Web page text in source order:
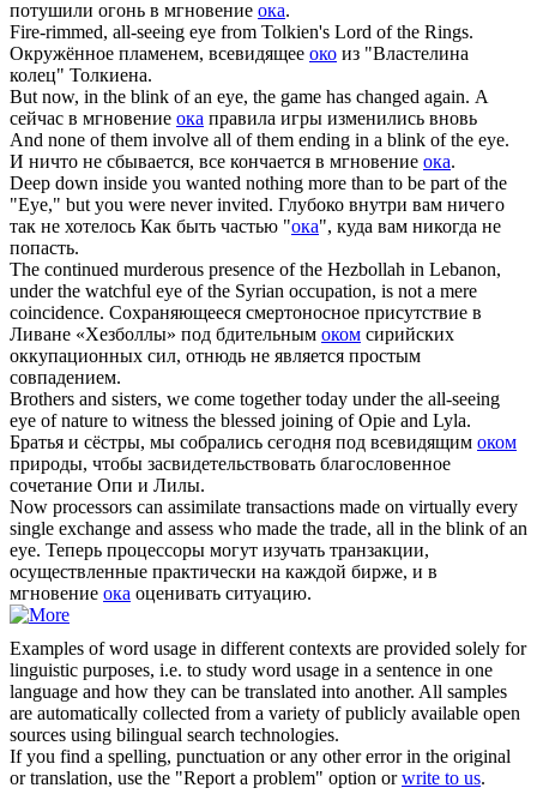
потушили огонь в мгновение ока.
Fire-rimmed, all-seeing eye from Tolkien's Lord of the Rings.
Окружённое пламенем, всевидящее око из "Властелина
колец" Толкиена.
But now, in the blink of an eye, the game has changed again. А
сейчас в мгновение ока правила игры изменились вновь
And none of them involve all of them ending in a blink of the eye.
И ничто не сбывается, все кончается в мгновение ока.
Deep down inside you wanted nothing more than to be part of the
"Eye," but you were never invited. Глубоко внутри вам ничего
так не хотелось Как быть частью "ока", куда вам никогда не
попасть.
The continued murderous presence of the Hezbollah in Lebanon,
under the watchful eye of the Syrian occupation, is not a mere
coincidence. Сохраняющееся смертоносное присутствие в
Ливане «Хезболлы» под бдительным оком сирийских
оккупационных сил, отнюдь не является простым
совпадением.
Brothers and sisters, we come together today under the all-seeing
eye of nature to witness the blessed joining of Opie and Lyla.
Братья и сёстры, мы собрались сегодня под всевидящим оком
природы, чтобы засвидетельствовать благословенное
сочетание Опи и Лилы.
Now processors can assimilate transactions made on virtually every
single exchange and assess who made the trade, all in the blink of an
eye. Теперь процессоры могут изучать транзакции,
осуществленные практически на каждой бирже, и в
мгновение ока оценивать ситуацию.
Examples of word usage in different contexts are provided solely for
linguistic purposes, i.e. to study word usage in a sentence in one
language and how they can be translated into another. All samples
are automatically collected from a variety of publicly available open
sources using bilingual search technologies.
If you find a spelling, punctuation or any other error in the original
or translation, use the "Report a problem" option orwrite to us.